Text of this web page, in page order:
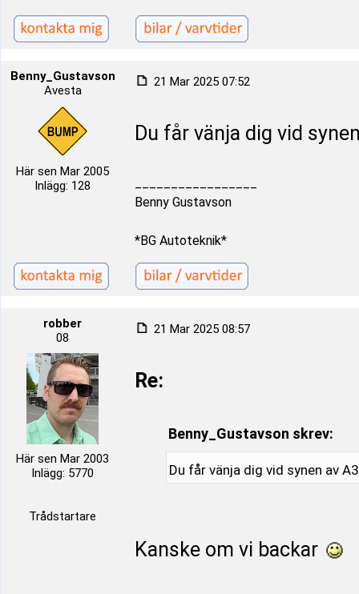
Benny_Gustavson
Avesta
Här sen Mar 2005
Inlägg: 128
21 Mar 2025 07:52
Du får vänja dig vid
Benny Gustavson
*BG Autoteknik*
robber
08
Här sen Mar 2003
Inlägg: 5770
Trådstartare
21 Mar 2025 08:57
Re:
Benny_Gustavson skrev:
Du får vänja dig vid synen av
Kanske om vi backar